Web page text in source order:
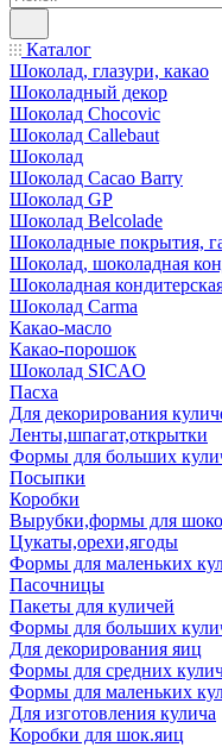
Каталог
Шоколад, глазури, какао
Шоколадный декор
Шоколад Chocovic
Шоколад Callebaut
Шоколад
Шоколад Cacao Barry
Шоколад GP
Шоколад Belcolade
Шоколадные покрытия,
Шоколад, шоколадная
Шоколадная
Шоколад Carma
Какао-масло
Какао-порошок
Шоколад SICAO
Пасха
Для декорирования
Ленты,шпагат,открытки
Формы для больших
Посыпки
Коробки
Вырубки,формы для
Цукаты,орехи,ягоды
Формы для маленьких
Пасочницы
Пакеты для куличей
Формы для больших
Для декорирования яиц
Формы для средних
Формы для маленьких
Для изготовления кулича
Коробки для шок.яиц